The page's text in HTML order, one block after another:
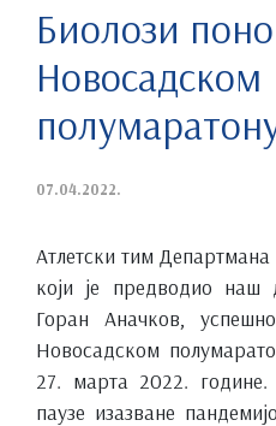
Биолози
Новосадском
07.04.2022.
Атлетски тим Департмана
који је предводио наш
Горан Аначков,
Новосадском
27. марта 2022.
паузе изазване